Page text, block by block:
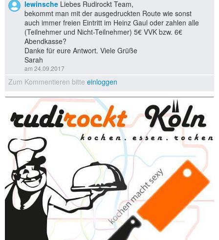
lewinsche Liebes Rudirockt Team,
bekommt man mit der ausgedruckten Route wie sonst
auch immer freien Eintritt im Heinz Gaul oder zahlen alle
(Teilnehmer und Nicht-Teilnehmer) 5€ VVK bzw. 6€
Abendkasse?
Danke für eure Antwort. Viele Grüße
Sarah
am 24.09.2017
Zum Kommentieren bitte einloggen